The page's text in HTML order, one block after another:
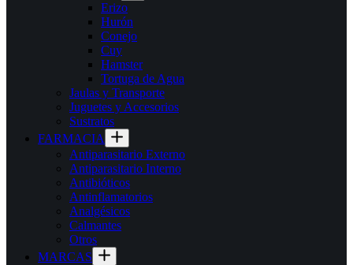
Erizo
Hurón
Conejo
Cuy
Hamster
Tortuga de Agua
Jaulas y Transporte
Juguetes y Accesorios
Sustratos
FARMACIA
Antiparasitario Externo
Antiparasitario Interno
Antibióticos
Antinflamatorios
Analgésicos
Calmantes
Otros
MARCAS